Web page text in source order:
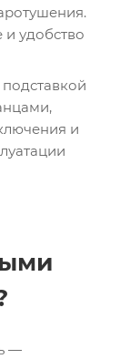
удобство
и
—